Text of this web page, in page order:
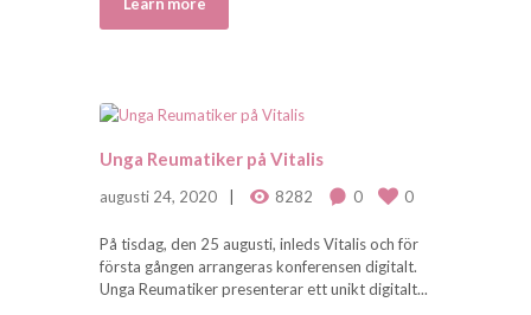
Learn more
Unga Reumatiker på Vitalis
augusti 24, 2020 8282 0 0
På tisdag, den 25 augusti, inleds Vitalis och för
första gången arrangeras konferensen digitalt.
Unga Reumatiker presenterar ett unikt digitalt...